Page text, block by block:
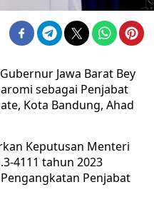
Jawa Barat Bey
sebagai Penjabat
Kota Bandung, Ahad
Keputusan Menteri
4111 tahun 2023
Penjabat